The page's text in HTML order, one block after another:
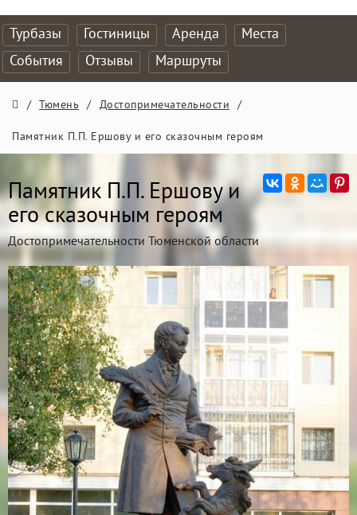
Турбазы Гостиницы Аренда
Места
События
Отзывы Маршруты
/ Тюмень / Достопримечательности /
Памятник П.П. Ершову и его сказочным героям
Памятник П.П. Ершову и
его сказочным героям
Достопримечательности Тюменской области